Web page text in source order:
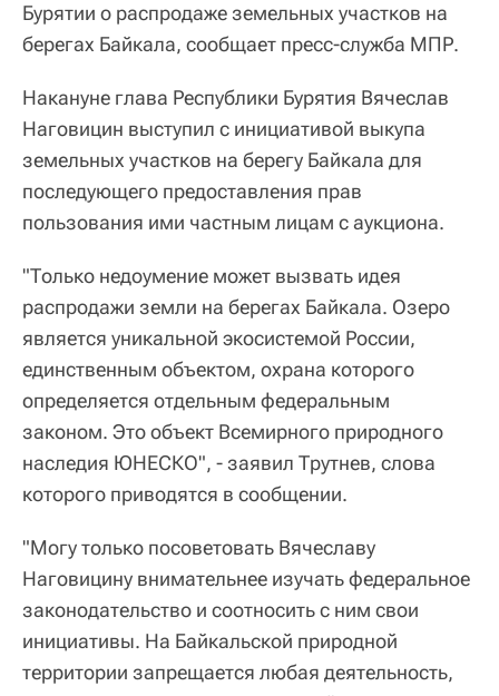
Бурятии о распродаже земельных участков на
берегах Байкала, сообщает пресс-служба МПР.
Накануне глава Республики Бурятия Вячеслав
Наговицин выступил с инициативой выкупа
земельных участков на берегу Байкала для
последующего предоставления прав
пользования ими частным лицам с аукциона.
"Только недоумение может вызвать идея
распродажи земли на берегах Байкала. Озеро
является уникальной экосистемой России,
единственным объектом, охрана которого
определяется отдельным федеральным
законом. Это объект Всемирного природного
наследия ЮНЕСКО", - заявил Трутнев, слова
которого приводятся в сообщении.
"Могу только посоветовать Вячеславу
Наговицину внимательнее изучать федеральное
законодательство и соотносить с ним свои
инициативы. На Байкальской природной
территории запрещается любая деятельность,